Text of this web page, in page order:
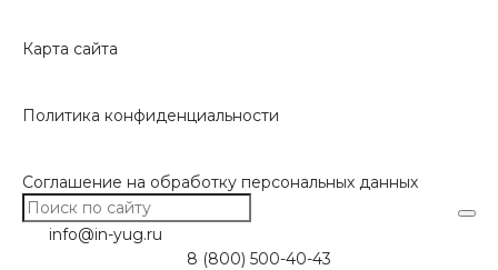
Карта сайта
Политика конфиденциальности
Соглашение на обработку персональных данных
info@in-yug.ru
8 (800) 500-40-43